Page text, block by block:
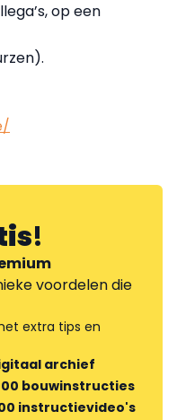
op een
!
voordelen die
extra tips en
archief
bouwinstructies
instructievideo's